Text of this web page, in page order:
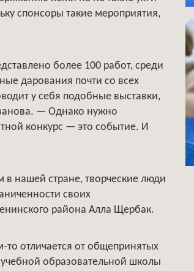
спонсоры такие мероприятия,
более 100 работ, среди
дарования почти со всех
у себя подобные выставки,
— Однако нужно
конкурс — это событие. И
нашей стране, творческие люди
своих
района Алла Щербак.
то отличается от общепринятых
образовательной школы